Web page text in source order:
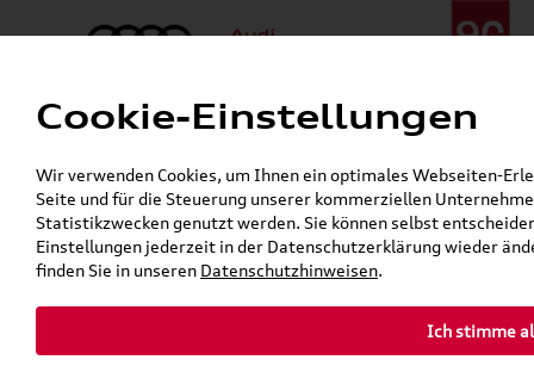
Menü
24h-Pannenhilfe:+49 (0)171 / 870 72 87
Öffnet in 29 Minuten
Verkauf:Mo. - Fr. 08:00 - 19:00 Uhr Sa. 09:00 - 13:00 Uhr
Service:Mo. - Fr. 06:00 - 20:00 Uhr Sa. 08:00 - 13:00 Uhr
Zurück zur Startseite
Cookie-Einstellungen
Wir verwenden Cookies, um Ihnen ein optimales Webseiten-
Seite und für die Steuerung unserer kommerziellen
Statistikzwecken genutzt werden. Sie können selbst
Einstellungen jederzeit in der Datenschutzerklärung wieder
finden Sie in unseren Datenschutzhinweisen.
Ich stimme